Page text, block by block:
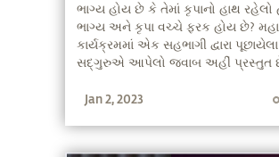
ભાગ્ય હોય છે કે તેમાં કૃપાનો હાથ રહેલો
ભાગ્ય અને કૃપા વચ્ચે ફરક હોય છે?
કાર્યક્રમમાં એક સહભાગી દ્વારા પૂછાયેલા
સદ્‍ગુરુએ આપેલો જવાબ અહીં પ્રસ્તુત
Jan 2, 2023